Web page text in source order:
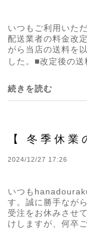
いつもご利用いた
配送業者の料金改
がら当店の送料を
した。■改定後の
続きを読む
【 冬季休業
2024/12/27 17:26
いつも
す。誠に勝手なが
受注をお休みさせ
けしますが、何卒